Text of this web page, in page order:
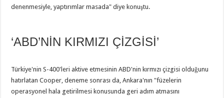
denenmesiyle, yaptırımlar masada" diye konuştu.
‘ABD’NİN KIRMIZI ÇİZGİSİ’
Türkiye'nin S-400'leri aktive etmesinin ABD'nin kırmızı çizgisi olduğunu
hatırlatan Cooper, deneme sonrası da, Ankara'nın "füzelerin
operasyonel hala getirilmesi konusunda geri adım atmasını